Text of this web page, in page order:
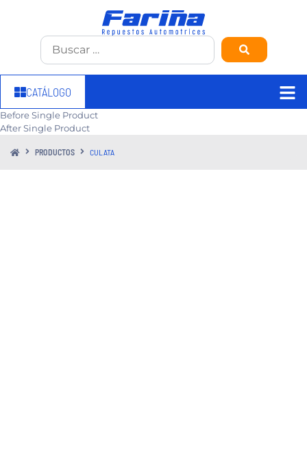
CATÁLOGO
Before Single Product
After Single Product
PRODUCTOS CULATA